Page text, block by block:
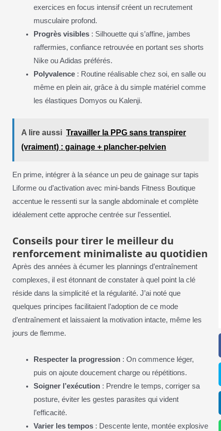
exercices en focus intensif créent un recrutement
musculaire profond.
Progrès visibles : Silhouette qui s’affine, jambes
raffermies, confiance retrouvée en portant ses shorts
Nike ou Adidas préférés.
Polyvalence : Routine réalisable chez soi, en salle ou
même en plein air, grâce à du simple matériel comme
les élastiques Domyos ou Kalenji.
A lire aussi Travailler la PPG sans transpirer
(vraiment) : gainage + plancher-pelvien
En prime, intégrer à la séance un peu de gainage sur tapis
Liforme ou d’activation avec mini-bands Fitness Boutique
accentue le ressenti sur la sangle abdominale et complète
idéalement cette approche centrée sur l’essentiel.
Conseils pour tirer le meilleur du
renforcement minimaliste au quotidien
Après des années à écumer les plannings d’entraînement
complexes, il est étonnant de constater à quel point la clé
réside dans la simplicité et la régularité. J’ai noté que
quelques principes facilitaient l’adoption de ce mode
d’entraînement et laissaient la motivation intacte, même les
jours de flemme.
Respecter la progression : On commence léger,
puis on ajoute doucement charge ou répétitions.
Soigner l’exécution : Prendre le temps, corriger sa
posture, éviter les gestes parasites qui vident
l’efficacité.
Varier les tempos : Descente lente, montée explosive